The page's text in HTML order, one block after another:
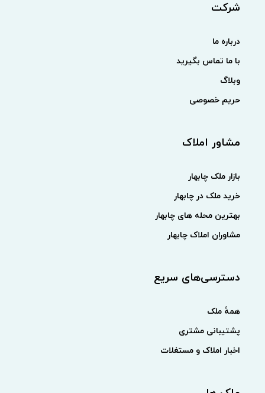
شرکت
درباره ما
با ما تماس بگیرید
وبلاگ
حریم خصوصی
مشاور املاک
بازار ملک چابهار
خرید ملک در چابهار
بهترین محله های چابهار
مشاوران املاک چابهار
دسترسی‌های سریع
همهٔ ملک
پشتیبانی مشتری
اخبار املاک و مستغلات